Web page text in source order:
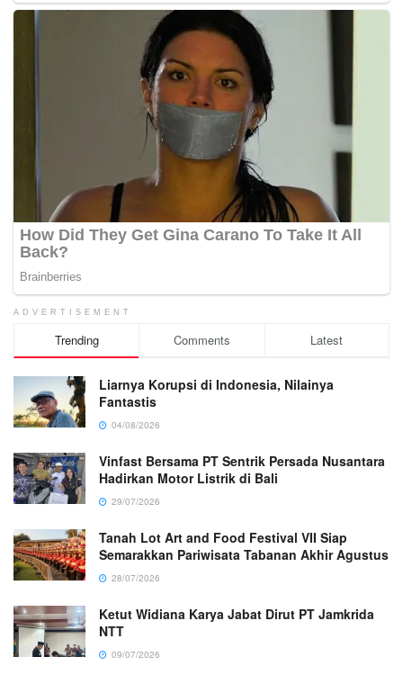
ADVERTISEMENT
Trending Comments Latest
Liarnya Korupsi di Indonesia, Nilainya
Fantastis
04/08/2026
Vinfast Bersama PT Sentrik Persada Nusantara
Hadirkan Motor Listrik di Bali
29/07/2026
Tanah Lot Art and Food Festival VII Siap
Semarakkan Pariwisata Tabanan Akhir Agustus
28/07/2026
Ketut Widiana Karya Jabat Dirut PT Jamkrida
NTT
09/07/2026